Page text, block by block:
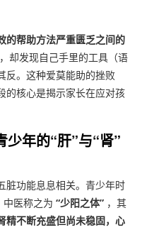
的帮助方法严重匮乏之间的
却发现自己手里的工具（语
反。这种爱莫能助的挫败
的核心是揭示家长在应对孩
年的“肝”与“肾”
脏功能息息相关。青少年时
中医称之为 “少阳之体”，其
精不断充盛但尚未稳固，心